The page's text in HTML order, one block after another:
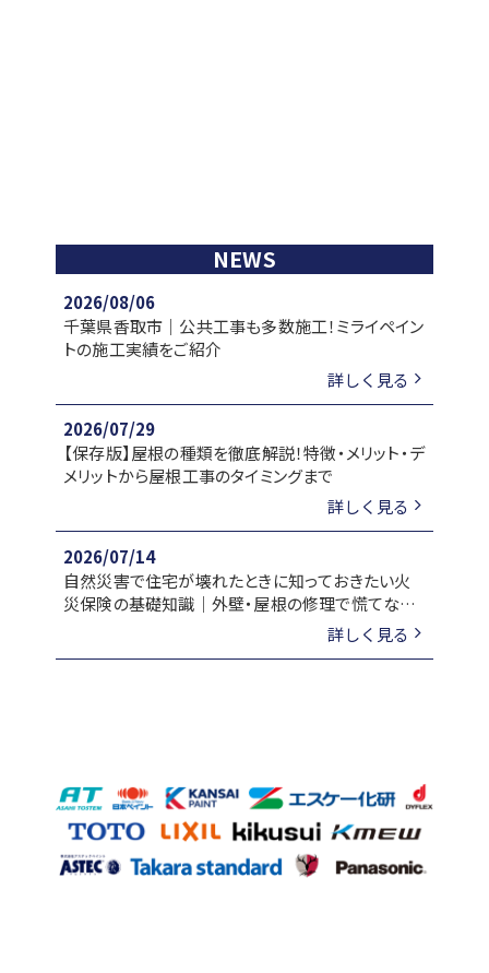
NEWS
2026/08/06
千葉県香取市｜公共工事も多数施工！ミライペイン
トの施工実績をご紹介
詳しく見る
2026/07/29
【保存版】屋根の種類を徹底解説！特徴・メリット・デ
メリットから屋根工事のタイミングまで
詳しく見る
2026/07/14
自然災害で住宅が壊れたときに知っておきたい火
災保険の基礎知識｜外壁・屋根の修理で慌てない
詳しく見る